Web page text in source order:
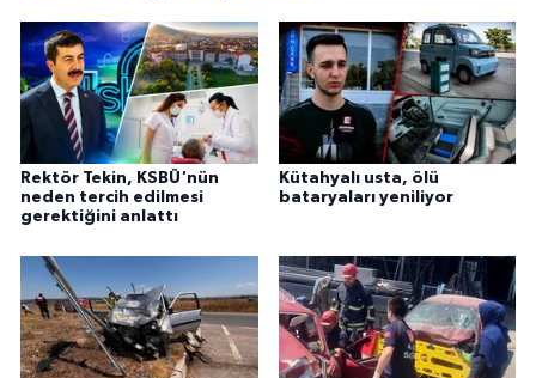
Rektör Tekin, KSBÜ'nün
neden tercih edilmesi
gerektiğini anlattı
Kütahyalı usta, ölü
bataryaları yeniliyor